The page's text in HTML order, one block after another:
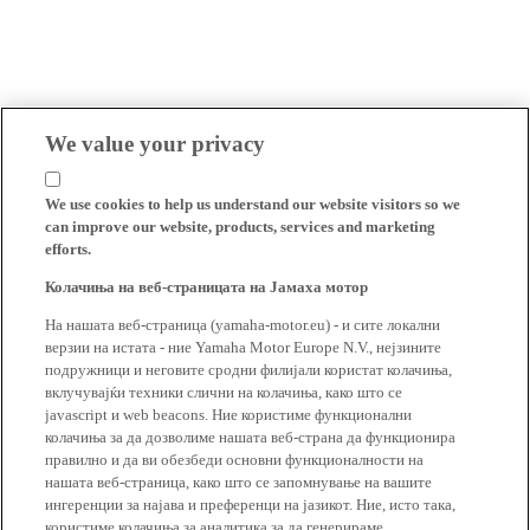
We value your privacy
We use cookies to help us understand our website visitors so we
can improve our website, products, services and marketing
efforts.
Колачиња на веб-страницата на Јамаха мотор
На нашата веб-страница (yamaha-motor.eu) - и сите локални
верзии на истата - ние Yamaha Motor Europe N.V., нејзините
подружници и неговите сродни филијали користат колачиња,
вклучувајќи техники слични на колачиња, како што се
javascript и web beacons. Ние користиме функционални
колачиња за да дозволиме нашата веб-страна да функционира
правилно и да ви обезбеди основни функционалности на
нашата веб-страница, како што се запомнување на вашите
ингеренции за најава и преференци на јазикот. Ние, исто така,